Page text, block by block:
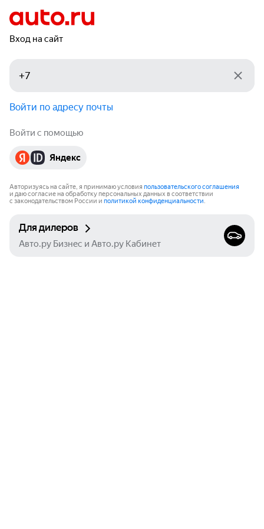
Вход на сайт
Войти по адресу почты
Войти с помощью
Яндекс
Авторизуясь на сайте, я принимаю условия пользовательского соглашения
и даю согласие на обработку персональных данных в соответствии
с законодательством России и политикой конфиденциальности.
Для дилеров
Авто.ру Бизнес и Авто.ру Кабинет